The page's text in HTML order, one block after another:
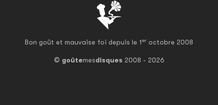
Bon goût et mauvaise foi depuis le 1er octobre 2008
© goûtemesdisques 2008 - 2026